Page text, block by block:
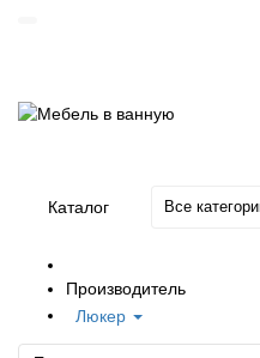
Каталог Все
Производитель
Люкер